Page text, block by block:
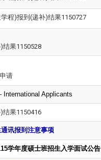
程)报到(递补)结果1150727
结果1150528
请
International Applicants
结果1150416
讯报到注意事项
学年度硕士班招生入学面试公告